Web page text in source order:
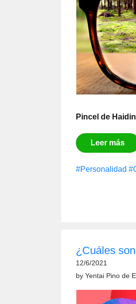
Pincel de
Leer más
#Personalidad
¿Cuáles
12/6/2021
by Yentai Pino de